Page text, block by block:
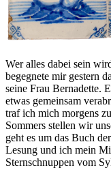
Wer alles dabei sein
begegnete mir gestern
seine Frau Bernadette.
etwas gemeinsam
traf ich mich morgens
Sommers stellen wir
geht es um das Buch
Lesung und ich mein
Sternschnuppen vom